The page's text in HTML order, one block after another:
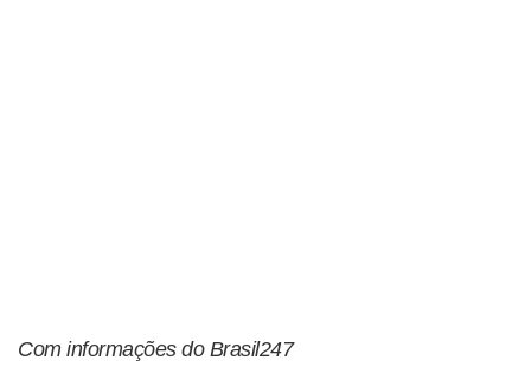
Com informações do Brasil247